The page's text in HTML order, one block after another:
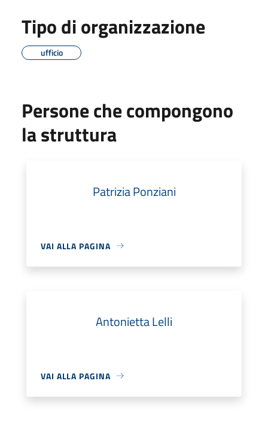
Tipo di organizzazione
ufficio
Persone che compongono
la struttura
Patrizia Ponziani
VAI ALLA PAGINA
Antonietta Lelli
VAI ALLA PAGINA